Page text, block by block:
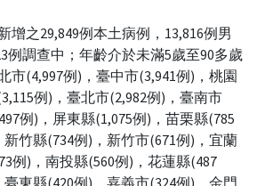
增之29,849例本土病例，13,816例男
例調查中；年齡介於未滿5歲至90多歲
市(4,997例)，臺中市(3,941例)，桃園
例)，臺北市(2,982例)，臺南市
例)，屏東縣(1,075例)，苗栗縣(785
竹縣(734例)，新竹市(671例)，宜蘭
例)，南投縣(560例)，花蓮縣(487
東縣(420例)，嘉義市(324例)，金門